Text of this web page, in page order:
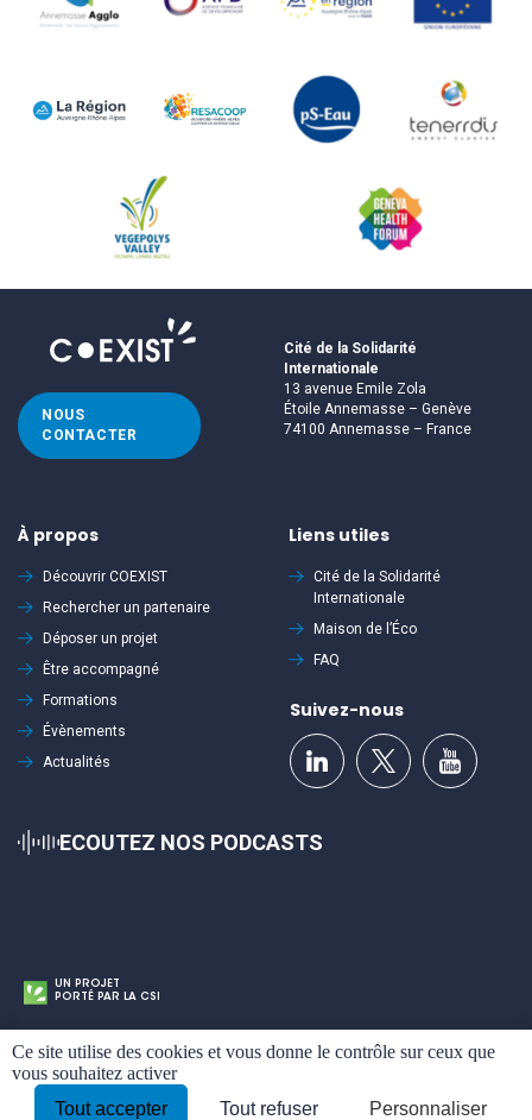
NOUS
CONTACTER
Cité de la Solidarité
Internationale
13 avenue Emile Zola
Étoile Annemasse – Genève
74100 Annemasse – France
À propos
Découvrir COEXIST
Rechercher un partenaire
Déposer un projet
Être accompagné
Formations
Évènements
Actualités
Liens utiles
Cité de la Solidarité
Internationale
Maison de l’Éco
FAQ
Suivez-nous
ECOUTEZ NOS PODCASTS
UN PROJET
PORTÉ PAR LA CSI
Mentions légales Politique de confidentialité Plan du site
By
Ce site utilise des cookies et vous donne le contrôle sur ceux que
vous souhaitez activer
Tout accepter
Tout refuser Personnaliser